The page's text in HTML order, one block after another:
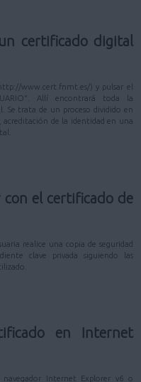
certificado digital
www.cert.fnmt.es/) y pulsar el
Allí encontrará toda la
Se trata de un proceso dividido en
de la identidad en una
con el certificado de
realice una copia de seguridad
clave privada siguiendo las
en Internet
navegador Internet Explorer v6 o